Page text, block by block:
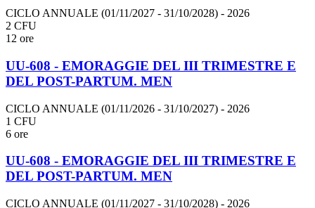
CICLO ANNUALE (01/11/2027 - 31/10/2028) - 2026
2 CFU
12 ore
UU-608 - EMORAGGIE DEL III TRIMESTRE E
DEL POST-PARTUM. MEN
CICLO ANNUALE (01/11/2026 - 31/10/2027) - 2026
1 CFU
6 ore
UU-608 - EMORAGGIE DEL III TRIMESTRE E
DEL POST-PARTUM. MEN
CICLO ANNUALE (01/11/2027 - 31/10/2028) - 2026